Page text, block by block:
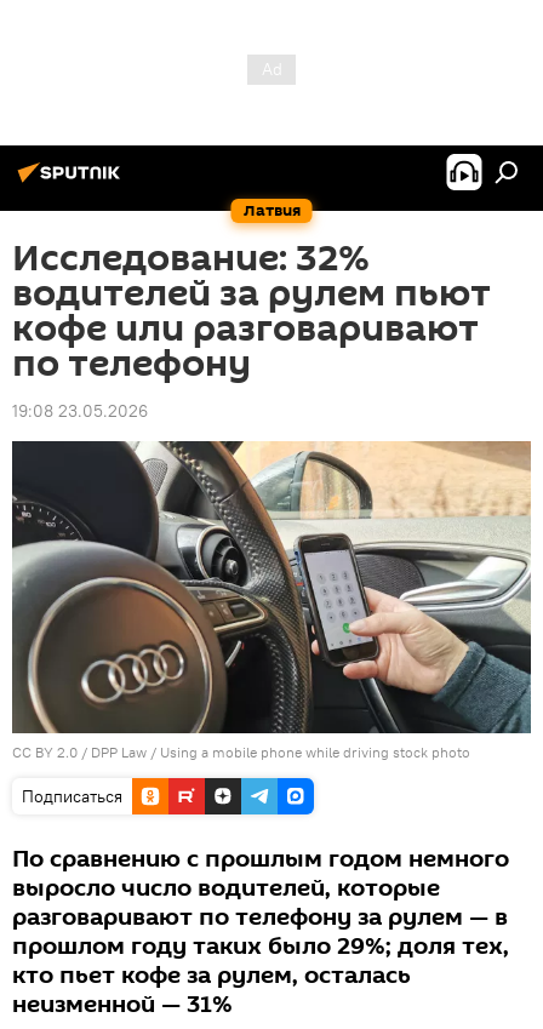
Латвия
Исследование: 32%
водителей за рулем пьют
кофе или разговаривают
по телефону
19:08 23.05.2026
CC BY 2.0 / DPP Law / Using a mobile phone while driving stock photo
Подписаться
По сравнению с прошлым годом немного
выросло число водителей, которые
разговаривают по телефону за рулем — в
прошлом году таких было 29%; доля тех,
кто пьет кофе за рулем, осталась
неизменной — 31%